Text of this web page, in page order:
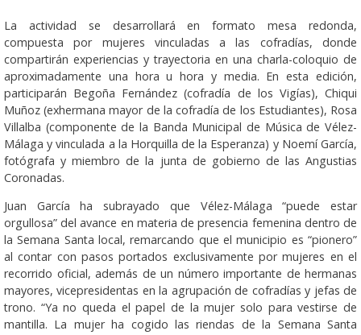
La actividad se desarrollará en formato mesa redonda,
compuesta por mujeres vinculadas a las cofradías, donde
compartirán experiencias y trayectoria en una charla-coloquio de
aproximadamente una hora u hora y media. En esta edición,
participarán Begoña Fernández (cofradía de los Vigías), Chiqui
Muñoz (exhermana mayor de la cofradía de los Estudiantes), Rosa
Villalba (componente de la Banda Municipal de Música de Vélez-
Málaga y vinculada a la Horquilla de la Esperanza) y Noemí García,
fotógrafa y miembro de la junta de gobierno de las Angustias
Coronadas.
Juan García ha subrayado que Vélez-Málaga “puede estar
orgullosa” del avance en materia de presencia femenina dentro de
la Semana Santa local, remarcando que el municipio es “pionero”
al contar con pasos portados exclusivamente por mujeres en el
recorrido oficial, además de un número importante de hermanas
mayores, vicepresidentas en la agrupación de cofradías y jefas de
trono. “Ya no queda el papel de la mujer solo para vestirse de
mantilla. La mujer ha cogido las riendas de la Semana Santa